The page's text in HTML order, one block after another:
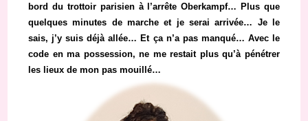
bord du trottoir parisien à l’arrête Oberkampf… Plus que
quelques minutes de marche et je serai arrivée… Je le
sais, j’y suis déjà allée… Et ça n’a pas manqué… Avec le
code en ma possession, ne me restait plus qu’à pénétrer
les lieux de mon pas mouillé…